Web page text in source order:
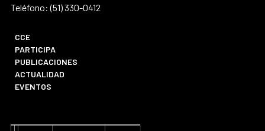
Teléfono: (51) 330-0412
CCE
PARTICIPA
PUBLICACIONES
ACTUALIDAD
EVENTOS